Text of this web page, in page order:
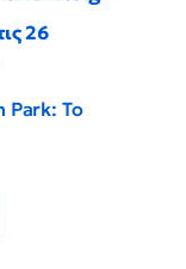
26
Park: Το